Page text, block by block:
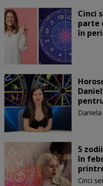
Cinci
parte
în
5
în
Cinci